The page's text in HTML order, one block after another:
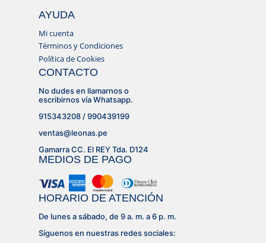
AYUDA
Mi cuenta
Términos y Condiciones
Política de Cookies
CONTACTO
No dudes en llamarnos o
escribirnos vía Whatsapp.
915343208 / 990439199
ventas@leonas.pe
Gamarra CC. El REY Tda. D124
MEDIOS DE PAGO
HORARIO DE ATENCIÓN
De lunes a sábado, de 9 a. m. a 6 p. m.
Síguenos en nuestras redes sociales: